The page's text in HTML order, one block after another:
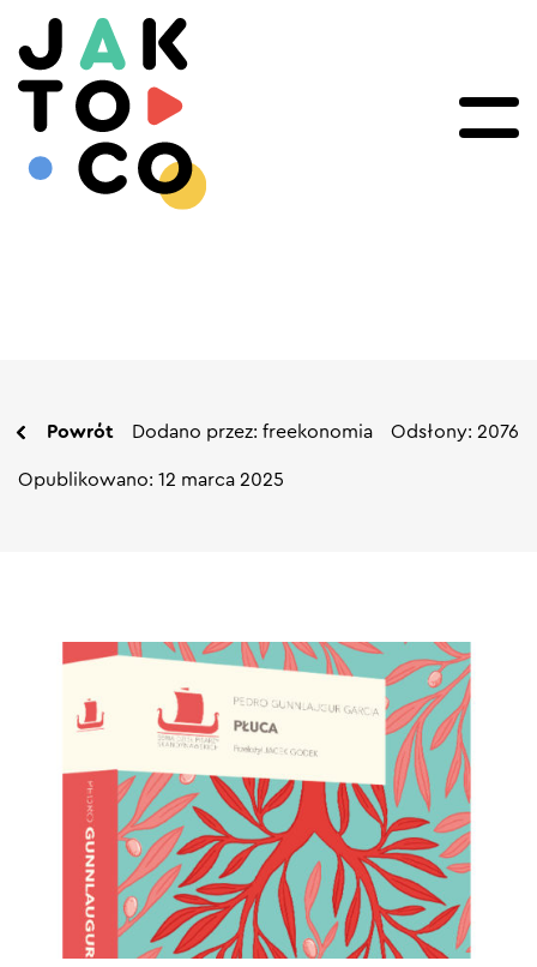
Powrót Dodano przez: freekonomia Odsłony: 2076
Opublikowano: 12 marca 2025